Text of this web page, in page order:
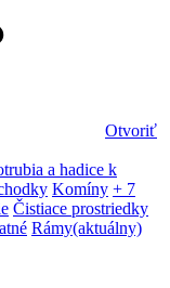
Otvoriť
a hadice k
Komíny + 7
Čistiace prostriedky
Rámy(aktuálny)